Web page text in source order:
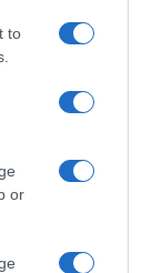
to
or